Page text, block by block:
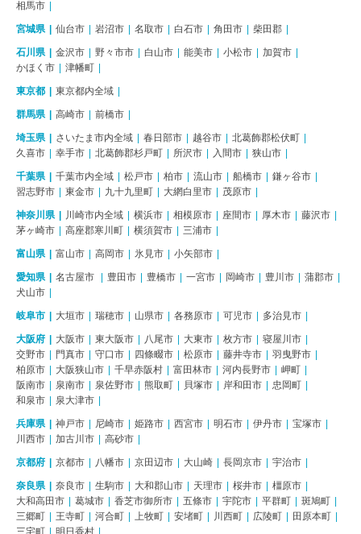
相馬市
宮城県 仙台市 岩沼市 名取市 白石市 角田市 柴田郡
石川県 金沢市 野々市市 白山市 能美市 小松市
加賀市
かほく市
津幡町
東京都 東京都内全域
群馬県 高崎市 前橋市
埼玉県 さいたま市内全域 春日部市 越谷市
北葛飾郡松伏町
久喜市
幸手市 北葛飾郡杉戸町 所沢市 入間市 狭山市
千葉県 千葉市内全域 松戸市 柏市 流山市 船橋市
鎌ヶ谷市
習志野市
東金市 九十九里町 大網白里市 茂原市
神奈川県 川崎市内全域 横浜市 相模原市 座間市 厚木市
藤沢市
茅ヶ崎市
高座郡寒川町 横須賀市 三浦市
富山県 富山市 高岡市 氷見市 小矢部市
愛知県 名古屋市 豊田市 豊橋市 一宮市 岡崎市 豊川市
蒲郡市
犬山市
岐阜市 大垣市 瑞穂市 山県市 各務原市 可児市 多治見市
大阪府 大阪市 東大阪市 八尾市 大東市 枚方市
寝屋川市
交野市
門真市 守口市 四條畷市 松原市 藤井寺市
羽曳野市
柏原市
大阪狭山市 千早赤阪村 富田林市 河内長野市
岬町
阪南市
泉南市 泉佐野市 熊取町 貝塚市 岸和田市
忠岡町
和泉市
泉大津市
兵庫県 神戸市 尼崎市 姫路市 西宮市 明石市 伊丹市
宝塚市
川西市
加古川市 高砂市
京都府 京都市 八幡市 京田辺市 大山崎 長岡京市 宇治市
奈良県 奈良市 生駒市 大和郡山市 天理市 桜井市
橿原市
大和高田市
葛城市 香芝市御所市 五條市 宇陀市 平群町
斑鳩町
三郷町
王寺町 河合町 上牧町 安堵町 川西町 広陵町
田原本町
三宅町
明日香村